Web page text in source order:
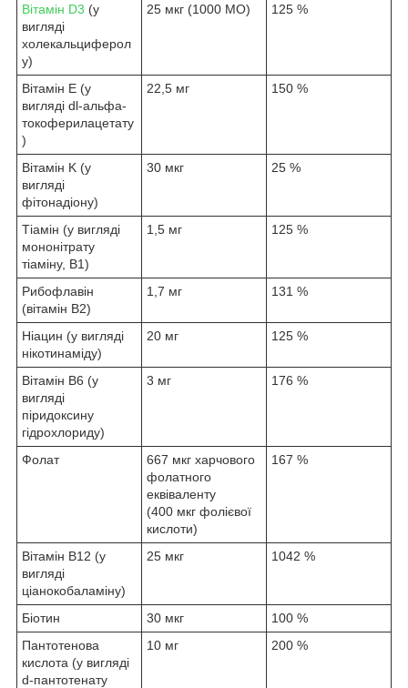
Вітамін D3 (у
вигляді
холекальциферол
у)
25 мкг (1000 МО) 125 %
Вітамін Е (у
вигляді dl-альфа-
токоферилацетату
)
22,5 мг 150 %
Вітамін K (у
вигляді
фітонадіону)
30 мкг 25 %
Тіамін (у вигляді
мононітрату
тіаміну, В1)
1,5 мг 125 %
Рибофлавін
(вітамін B2)
1,7 мг 131 %
Ніацин (у вигляді
нікотинаміду)
20 мг 125 %
Вітамін B6 (у
вигляді
піридоксину
гідрохлориду)
3 мг 176 %
Фолат
667 мкг харчового
фолатного
еквіваленту
(400 мкг фолієвої
кислоти)
167 %
Вітамін B12 (у
вигляді
ціанокобаламіну)
25 мкг 1042 %
Біотин 30 мкг
100 %
Пантотенова
кислота (у вигляді
d-пантотенату
10 мг 200 %